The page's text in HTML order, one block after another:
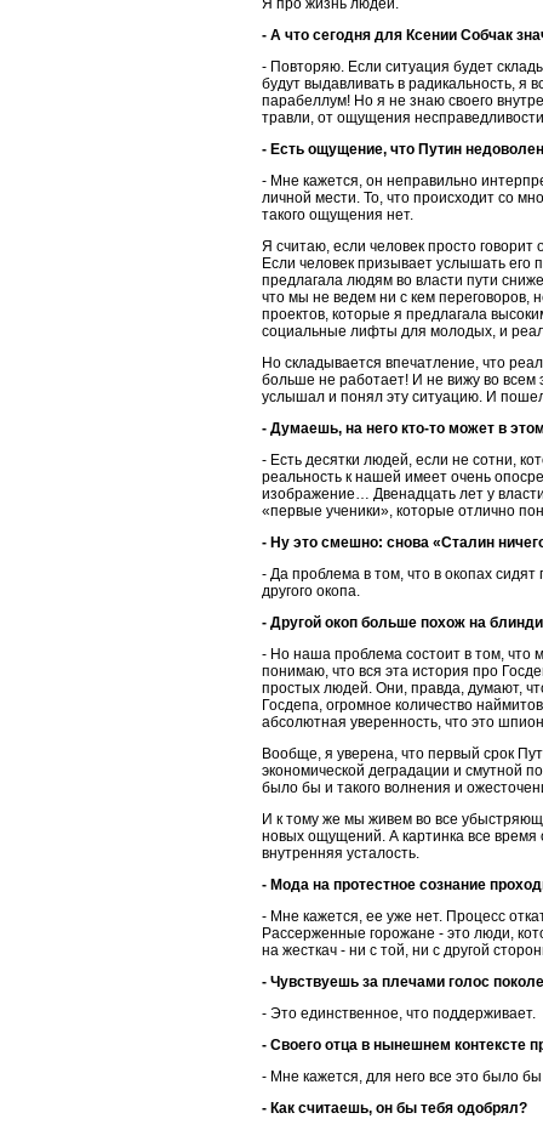
Я про жизнь людей.
- А что сегодня для Ксении Собчак
- Повторяю. Если ситуация будет
будут выдавливать в радикальность, я
парабеллум! Но я не знаю своего
травли, от ощущения
- Есть ощущение, что Путин
- Мне кажется, он неправильно
личной мести. То, что происходит со
такого ощущения нет.
Я считаю, если человек просто говорит
Если человек призывает услышать его
предлагала людям во власти пути
что мы не ведем ни с кем переговоров,
проектов, которые я предлагала
социальные лифты для молодых, и
Но складывается впечатление, что
больше не работает! И не вижу во всем
услышал и понял эту ситуацию. И пошел
- Думаешь, на него кто-то может в
- Есть десятки людей, если не сотни,
реальность к нашей имеет очень
изображение… Двенадцать лет у
«первые ученики», которые отлично
- Ну это смешно: снова «Сталин
- Да проблема в том, что в окопах
другого окопа.
- Другой окоп больше похож на
- Но наша проблема состоит в том, что
понимаю, что вся эта история про
простых людей. Они, правда, думают,
Госдепа, огромное количество
абсолютная уверенность, что это
Вообще, я уверена, что первый срок
экономической деградации и смутной
было бы и такого волнения и
И к тому же мы живем во все
новых ощущений. А картинка все время
внутренняя усталость.
- Мода на протестное сознание
- Мне кажется, ее уже нет. Процесс
Рассерженные горожане - это люди,
на жесткач - ни с той, ни с другой
- Чувствуешь за плечами голос
- Это единственное, что поддерживает.
- Своего отца в нынешнем контексте
- Мне кажется, для него все это было
- Как считаешь, он бы тебя одобрял?